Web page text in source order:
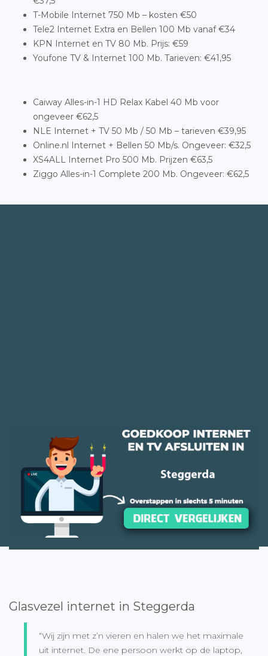
T-Mobile Internet 750 Mb – kosten €50
Tele2 Internet Extra en Bellen 100 Mb vanaf €34
KPN Internet en TV 80 Mb. Prijs: €59
Youfone TV & Internet 100 Mb. Tarieven: €41,95
Caiway Alles-in-1 HD Relax Kabel 40 Mb voor
ongeveer €62,5
NLE Internet + TV 50 Mb / 50 Mb – tarieven €39,95
Online.nl Internet + Bellen 50 Mb/s. Ongeveer: €32,5
XS4ALL Internet Pro 500 Mb. Prijzen €63,5
Ziggo Alles-in-1 Complete 200 Mb. Ongeveer: €62,5
Glasvezel internet in Steggerda
“Wij zijn met z’n vieren en halen we het maximale
uit internet. De ene persoon werkt op de laptop,